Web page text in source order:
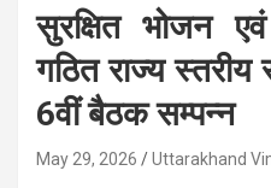
सुरक्षित भोजन
गठित राज्य स्तरीय
6वीं बैठक सम्पन्न
May 29, 2026 Uttarakhand